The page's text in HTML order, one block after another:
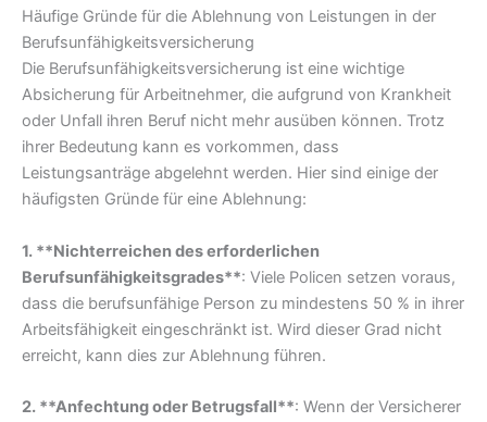
Häufige Gründe für die Ablehnung von Leistungen in der
Berufsunfähigkeitsversicherung
Die Berufsunfähigkeitsversicherung ist eine wichtige
Absicherung für Arbeitnehmer, die aufgrund von Krankheit
oder Unfall ihren Beruf nicht mehr ausüben können. Trotz
ihrer Bedeutung kann es vorkommen, dass
Leistungsanträge abgelehnt werden. Hier sind einige der
häufigsten Gründe für eine Ablehnung:
1. **Nichterreichen des erforderlichen
Berufsunfähigkeitsgrades**: Viele Policen setzen voraus,
dass die berufsunfähige Person zu mindestens 50 % in ihrer
Arbeitsfähigkeit eingeschränkt ist. Wird dieser Grad nicht
erreicht, kann dies zur Ablehnung führen.
2. **Anfechtung oder Betrugsfall**: Wenn der Versicherer